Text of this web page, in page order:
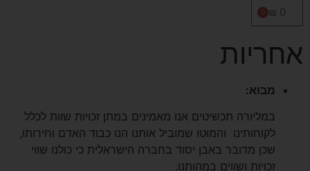
₪ 0
0
אחריות
מבוא:
במליורה תכשיטים אנו מאמינים במתן זכויות שוות לכלל
לקוחותינו והמוטו שמוביל אותנו הנו כבוד האדם וחירותו,
שכן מדובר באבן יסוד בחברה הישראלית כי כולנו שווי
זכויות ושווים במהותנו.